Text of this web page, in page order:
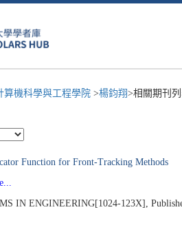
算機科學與工程學院 >楊鈞翔>相關期刊
Function for Front-Tracking Methods
IN ENGINEERING[1024-123X],